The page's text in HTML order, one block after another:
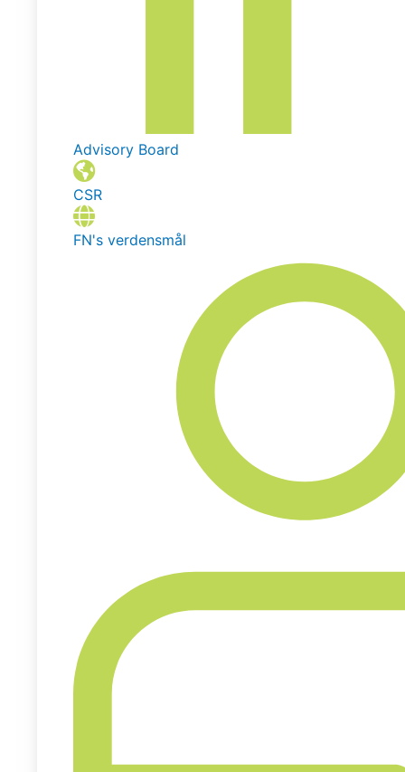
Advisory Board
CSR
FN's verdensmål